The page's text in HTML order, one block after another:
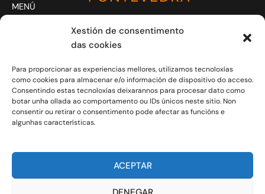
Xestión de consentimento
das cookies
Para proporcionar as experiencias mellores, utilizamos tecnoloxías
como cookies para almacenar e/o información de dispositivo do acceso.
Consentindo estas tecnoloxías deixarannos para procesar dato como
botar unha ollada ao comportamento ou IDs únicos neste sitio. Non
consentir ou retirar o consentimento pode afectar as funcións e
algunhas características.
ACEPTAR
MENÚ
Actividades
Novas
CONTACTO
Xoves e Venres laborais de 20.30h a 21.30h.
info@aromon.gal